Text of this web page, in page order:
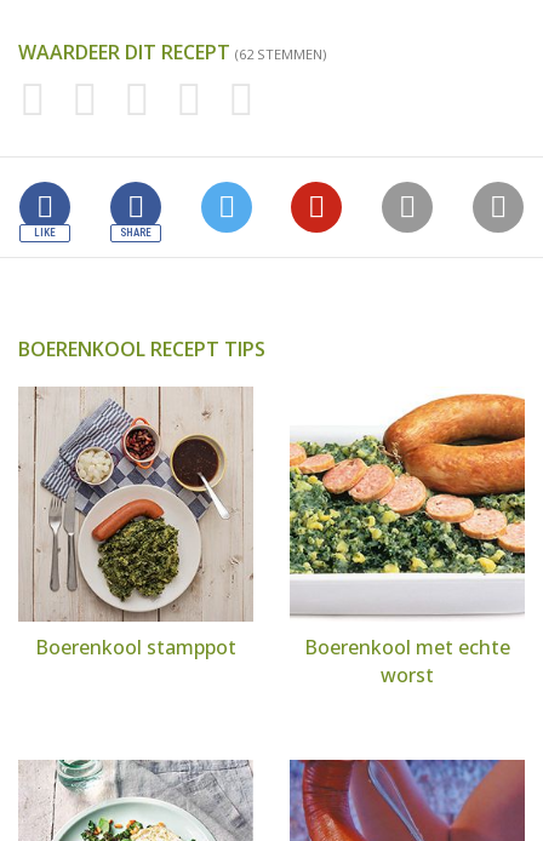
WAARDEER DIT RECEPT (62 STEMMEN)
BOERENKOOL RECEPT TIPS
Boerenkool stamppot
Boerenkool met echte
worst